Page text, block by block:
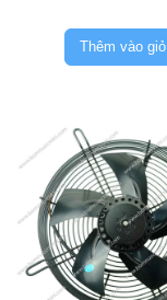
Thêm vào giỏ